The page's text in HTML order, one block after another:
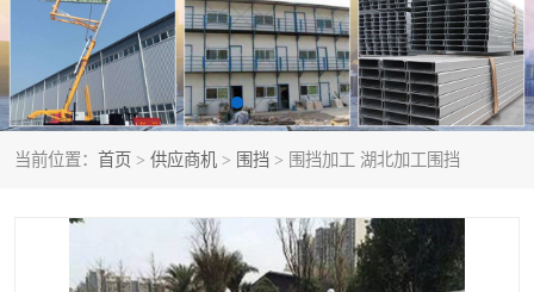
当前位置： 首页 > 供应商机 > 围挡 > 围挡加工 湖北加工围挡
CZ型钢 FRP采光板
PC多层板 PC耐力板
建筑围挡 楼层板
新型活动房 压型彩钢板
岩棉板 钢结构配件